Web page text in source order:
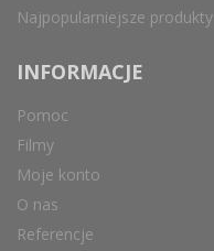
Najpopularniejsze produkty
INFORMACJE
Pomoc
Filmy
Moje konto
O nas
Referencje